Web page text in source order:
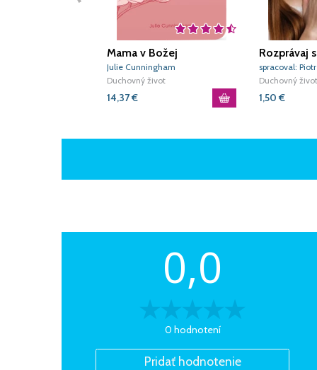
Mama v Božej
prítomnosti
Julie Cunningham
Duchovný život
14,37€
Rozprávaj
spracoval:
Duchovný život
1,50 €
0,0
0 hodnotení